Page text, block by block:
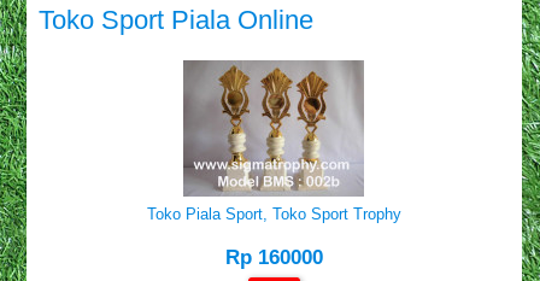
Toko Sport Piala Online
Toko Piala Sport, Toko Sport Trophy
Rp 160000